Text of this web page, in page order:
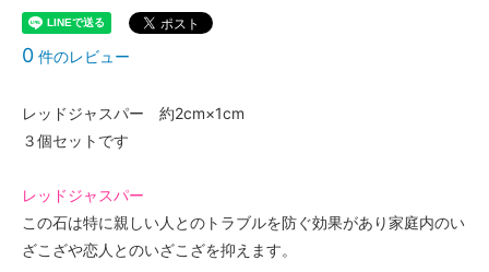
0 件のレビュー
レッドジャスパー 約2cm×1cm
３個セットです
レッドジャスパー
この石は特に親しい人とのトラブルを防ぐ効果があり家庭内のい
ざこざや恋人とのいざこざを抑えます。